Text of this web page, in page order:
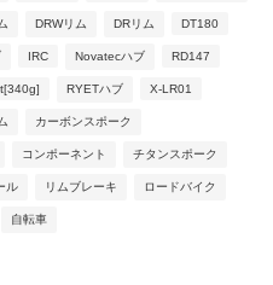
DRWリム DRリム DT180
IRC Novatecハブ RD147
RYETハブ X-LR01
カーボンスポーク
コンポーネント チタンスポーク
ル リムブレーキ ロードバイク
自転車